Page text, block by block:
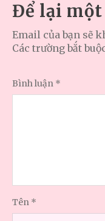
Để lại
Email của bạn sẽ
Các trường bắt
Bình luận *
Tên *